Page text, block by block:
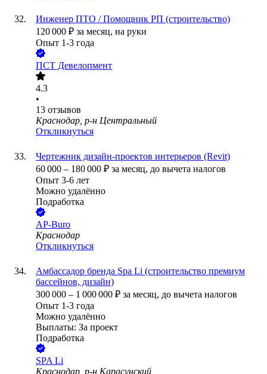
Инженер ПТО / Помощник РП (строительство)
120 000 ₽ за месяц, на руки
Опыт 1-3 года
ПСТ Девелопмент
4.3
•
13 отзывов
Краснодар, р-н Центральный
Откликнуться
Чертежник дизайн-проектов интерьеров (Revit)
60 000 – 180 000 ₽ за месяц, до вычета налогов
Опыт 3-6 лет
Можно удалённо
Подработка
AP-Buro
Краснодар
Откликнуться
Амбассадор бренда Spa Li (строительство премиум
бассейнов, дизайн)
300 000 – 1 000 000 ₽ за месяц, до вычета налогов
Опыт 1-3 года
Можно удалённо
Выплаты: За проект
Подработка
SPA Li
Краснодар, р-н Карасунский